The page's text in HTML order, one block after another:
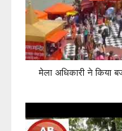
मेला अधिकारी ने किया